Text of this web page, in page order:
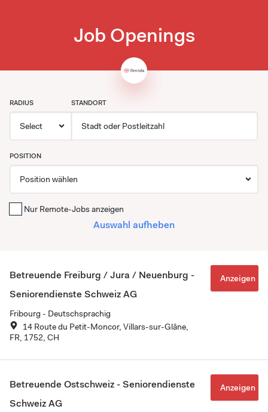
Job Openings
RADIUS STANDORT
POSITION
Nur Remote-Jobs anzeigen
Auswahl aufheben
Betreuende Freiburg / Jura / Neuenburg -
Seniorendienste Schweiz AG
Fribourg - Deutschsprachig
14 Route du Petit-Moncor, Villars-sur-Glâne,
FR, 1752, CH
Anzeigen
Betreuende Ostschweiz - Seniorendienste
Schweiz AG
Anzeigen